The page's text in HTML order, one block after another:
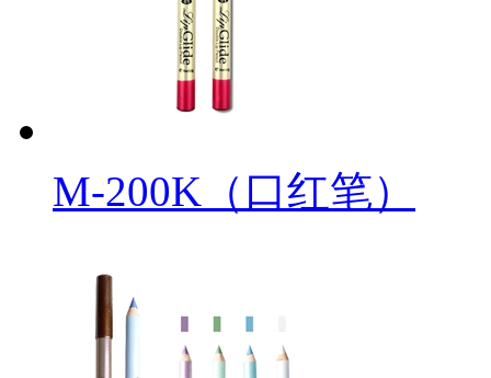
M-200K（口红笔）